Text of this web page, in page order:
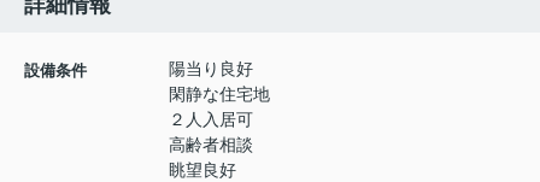
詳細情報
設備条件
陽当り良好
閑静な住宅地
２人入居可
高齢者相談
眺望良好